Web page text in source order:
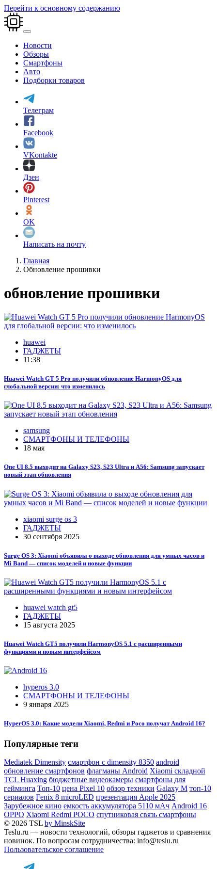
Перейти к основному содержанию
Новости
Обзоры
Смартфоны
Авто
Подборки товаров
Телеграм
Facebook
VKontakte
Дзен
Pinterest
OK
Написать на почту
Главная
Обновление прошивки
обновление прошивки
huawei
ГАДЖЕТЫ
11:38
Huawei Watch GT 5 Pro получили обновление HarmonyOS для
глобальной версии: что изменилось
samsung
СМАРТФОНЫ И ТЕЛЕФОНЫ
18 мая
One UI 8.5 выходит на Galaxy S23, S23 Ultra и A56: Samsung запускает
новый этап обновления
xiaomi surge os 3
ГАДЖЕТЫ
30 сентября 2025
Surge OS 3: Xiaomi объявила о выходе обновления для умных часов и
Mi Band — список моделей и новые функции
huawei watch gt5
ГАДЖЕТЫ
15 августа 2025
Huawei Watch GT5 получили HarmonyOS 5.1 с расширенными
функциями и новым интерфейсом
hyperos 3.0
СМАРТФОНЫ И ТЕЛЕФОНЫ
9 января 2025
HyperOS 3.0: Какие модели Xiaomi, Redmi и Poco получат Android 16?
Популярные теги
Mediatek Dimensity смартфон с dimensity 8350 android
обновление смартфонов флагманы Android Xiaomi складной
TCL Huaxing бюджетные видеокамеры смартфоны для
гейминга Топ-10 цена Pixel 10 обзор техники Galaxy M топ-10
сериалов Fenix 8 microLED презентация Apple 2025
Зарубежное кино емкость аккумулятора 5110 мАч Android 16
OPPO Xiaomi Redmi POCO спутниковая связь смартфоны
© 2026 TSL by MinskSite
Teslu.ru — новости технологий, обзоры гаджетов и сравнения
новинок. По вопросам сотрудничества: info@teslu.ru
Пользовательское соглашение